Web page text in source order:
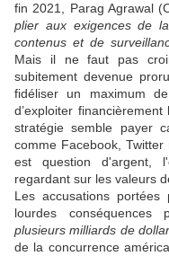
fin 2021, Parag Agrawal
plier aux exigences de
contenus et de
Mais il ne faut pas
subitement devenue
fidéliser un maximum
d’exploiter
stratégie semble payer
comme Facebook,
est question d'argent,
regardant sur les valeurs
Les accusations
lourdes conséquences
plusieurs milliards de
de la concurrence